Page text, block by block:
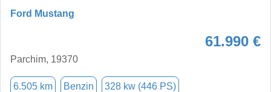
Ford Mustang
61.990 €
Parchim, 19370
6.505 km Benzin 328 kw (446 PS)